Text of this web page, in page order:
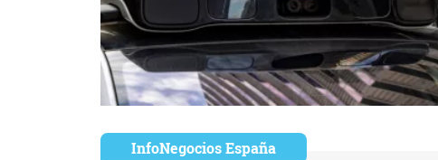
InfoNegocios España